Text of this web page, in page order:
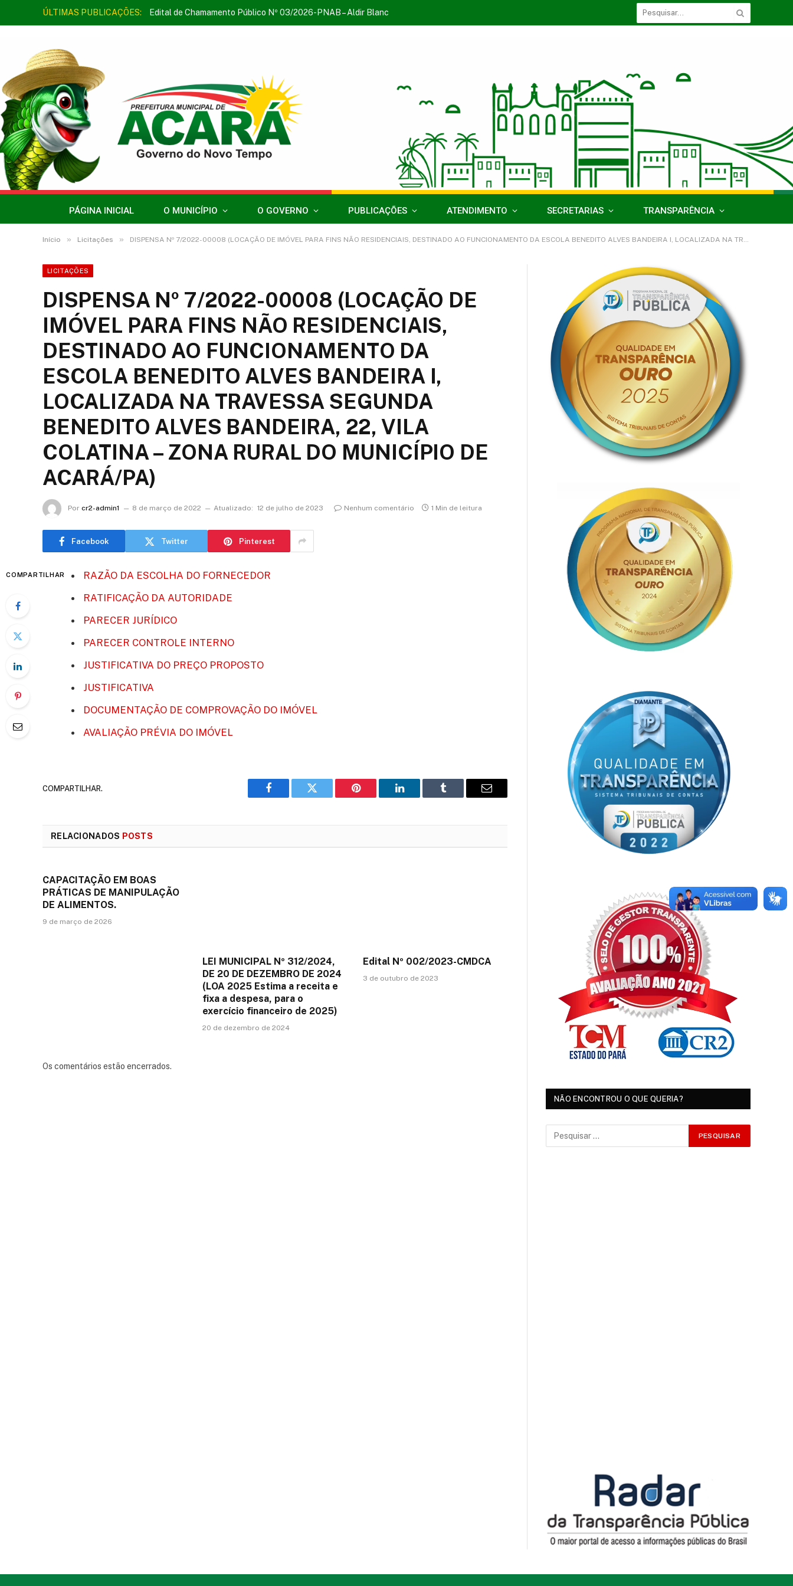
ÚLTIMAS PUBLICAÇÕES: Edital de Chamamento Público Nº 03/2026-PNAB – Aldir Blanc
PÁGINA INICIAL O MUNICÍPIO O GOVERNO PUBLICAÇÕES ATENDIMENTO SECRETARIAS TRANSPARÊNCIA
Início » Licitações » DISPENSA Nº 7/2022-00008 (LOCAÇÃO DE IMÓVEL PARA FINS NÃO RESIDENCIAIS, DESTINADO AO FUNCIONAMENTO DA ESCOLA BENEDITO ALVES BANDEIRA I, LOCALIZADA NA TRAVESSA SEGUNDA BENEDITO ALVES BANDEIRA, 22, VILA COLATINA – ZONA RURAL DO MUNICÍPIO DE ACARÁ/PA)
LICITAÇÕES
DISPENSA Nº 7/2022-00008 (LOCAÇÃO DE
IMÓVEL PARA FINS NÃO RESIDENCIAIS,
DESTINADO AO FUNCIONAMENTO DA
ESCOLA BENEDITO ALVES BANDEIRA I,
LOCALIZADA NA TRAVESSA SEGUNDA
BENEDITO ALVES BANDEIRA, 22, VILA
COLATINA – ZONA RURAL DO MUNICÍPIO DE
ACARÁ/PA)
Por cr2-admin1 8 de março de 2022 Atualizado: 12 de julho de 2023 Nenhum comentário 1 Min de leitura
Facebook Twitter Pinterest
COMPARTILHAR
RAZÃO DA ESCOLHA DO FORNECEDOR
RATIFICAÇÃO DA AUTORIDADE
PARECER JURÍDICO
PARECER CONTROLE INTERNO
JUSTIFICATIVA DO PREÇO PROPOSTO
JUSTIFICATIVA
DOCUMENTAÇÃO DE COMPROVAÇÃO DO IMÓVEL
AVALIAÇÃO PRÉVIA DO IMÓVEL
COMPARTILHAR.
Facebook Twitter Pinterest LinkedIn Tumblr
E-
RELACIONADOS POSTS
CAPACITAÇÃO EM BOAS
PRÁTICAS DE MANIPULAÇÃO
DE ALIMENTOS.
9 de março de 2026
LEI MUNICIPAL Nº 312/2024,
DE 20 DE DEZEMBRO DE 2024
(LOA 2025 Estima a receita e
fixa a despesa, para o
exercício financeiro de 2025)
20 de dezembro de 2024
Edital Nº 002/2023-CMDCA
3 de outubro de 2023
Os comentários estão encerrados.
NÃO ENCONTROU O QUE QUERIA?